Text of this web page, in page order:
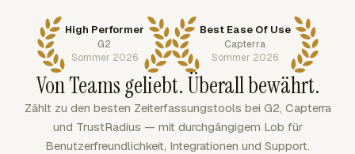
High Performer
G2
Sommer 2026
Best Ease Of Use
Capterra
Sommer 2026
Von Teams geliebt. Überall bewährt.
Zählt zu den besten Zeiterfassungstools bei G2, Capterra
und TrustRadius — mit durchgängigem Lob für
Benutzerfreundlichkeit, Integrationen und Support.